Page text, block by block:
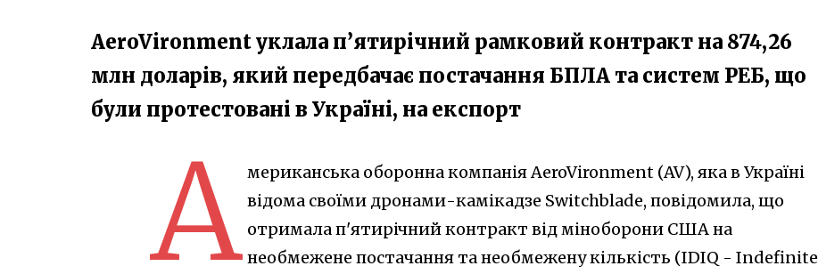
AeroVironment уклала п’ятирічний рамковий контракт на 874,26
млн доларів, який передбачає постачання БПЛА та систем РЕБ, що
були протестовані в Україні, на експорт
А мериканська оборонна компанія AeroVironment (AV), яка в Україні
відома своїми дронами-камікадзе Switchblade, повідомила, що
отримала п'ятирічний контракт від міноборони США на
необмежене постачання та необмежену кількість (IDIQ - Indefinite